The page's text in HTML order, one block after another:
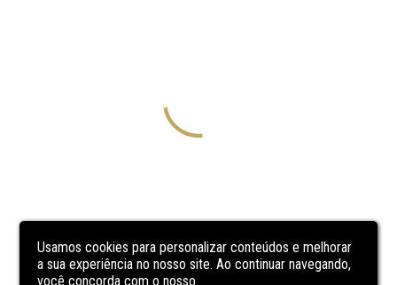
Usamos cookies para personalizar conteúdos e melhorar
a sua experiência no nosso site. Ao continuar navegando,
você concorda com o nosso